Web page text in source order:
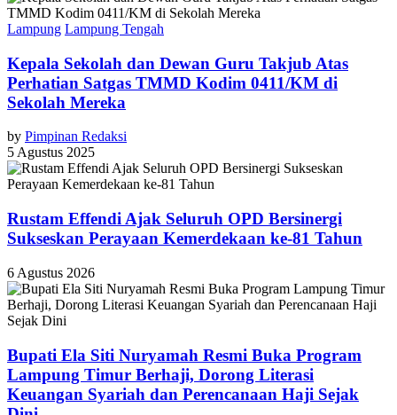
Lampung Lampung Tengah
Kepala Sekolah dan Dewan Guru Takjub Atas
Perhatian Satgas TMMD Kodim 0411/KM di
Sekolah Mereka
by Pimpinan Redaksi
5 Agustus 2025
Rustam Effendi Ajak Seluruh OPD Bersinergi
Sukseskan Perayaan Kemerdekaan ke-81 Tahun
6 Agustus 2026
Bupati Ela Siti Nuryamah Resmi Buka Program
Lampung Timur Berhaji, Dorong Literasi
Keuangan Syariah dan Perencanaan Haji Sejak